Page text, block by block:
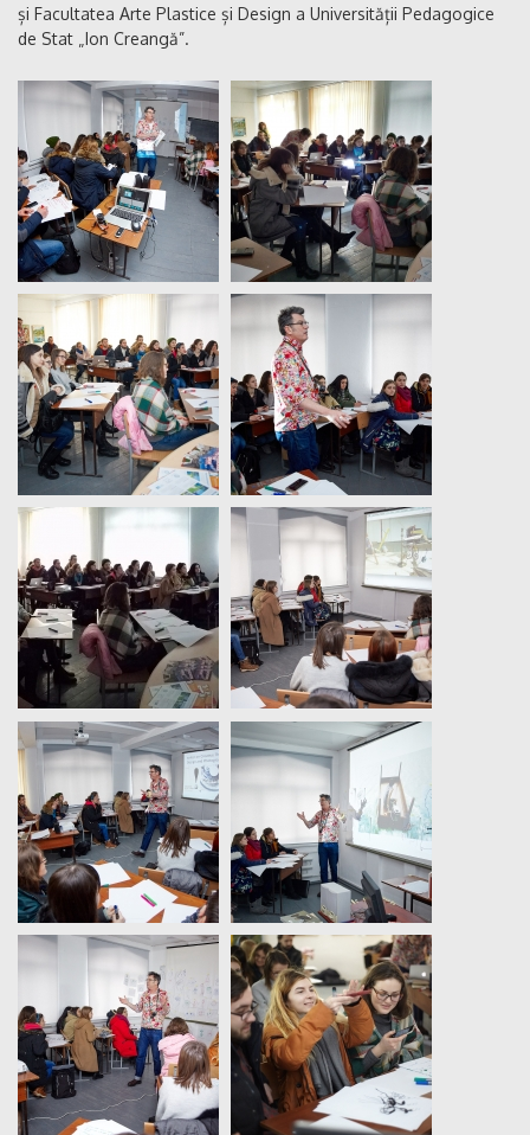
și Facultatea Arte Plastice și Design a Universității Pedagogice
de Stat „Ion Creangă”.